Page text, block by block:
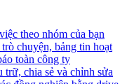
theo nhóm của bạn
chuyện, bảng tin hoạt
toàn công ty
trữ, chia sẻ và chỉnh sửa